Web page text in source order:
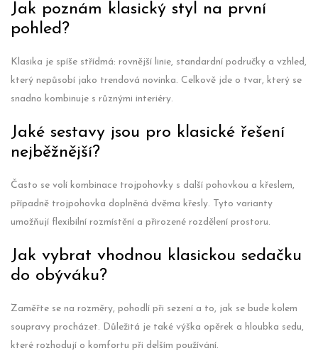
Jak poznám klasický styl na první
pohled?
Klasika je spíše střídmá: rovnější linie, standardní područky a vzhled,
který nepůsobí jako trendová novinka. Celkově jde o tvar, který se
snadno kombinuje s různými interiéry.
Jaké sestavy jsou pro klasické řešení
nejběžnější?
Často se volí kombinace trojpohovky s další pohovkou a křeslem,
případně trojpohovka doplněná dvěma křesly. Tyto varianty
umožňují flexibilní rozmístění a přirozené rozdělení prostoru.
Jak vybrat vhodnou klasickou sedačku
do obýváku?
Zaměřte se na rozměry, pohodlí při sezení a to, jak se bude kolem
soupravy procházet. Důležitá je také výška opěrek a hloubka sedu,
které rozhodují o komfortu při delším používání.